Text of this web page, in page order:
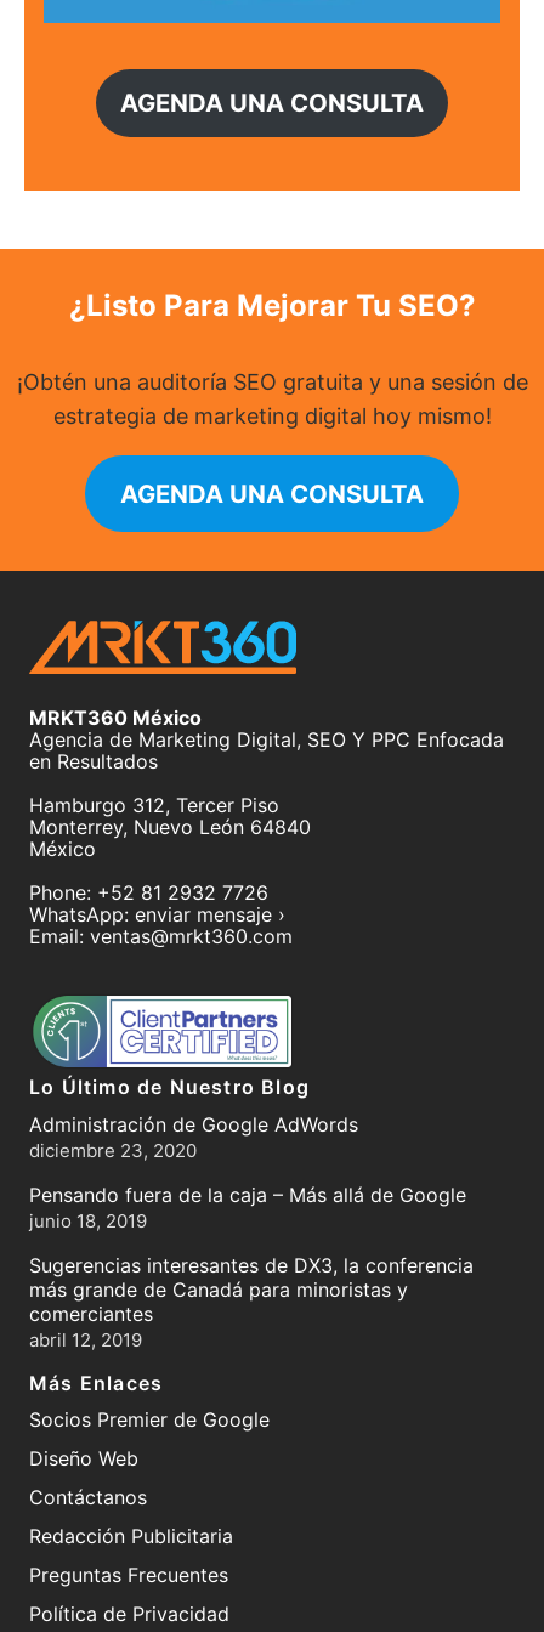
AGENDA UNA CONSULTA
¿Listo Para Mejorar Tu SEO?
¡Obtén una auditoría SEO gratuita y una sesión de
estrategia de marketing digital hoy mismo!
AGENDA UNA CONSULTA
MRKT360 México
Agencia de Marketing Digital, SEO Y PPC Enfocada
en Resultados
Hamburgo 312, Tercer Piso
Monterrey, Nuevo León 64840
México
Phone: +52 81 2932 7726
WhatsApp: enviar mensaje ›
Email: ventas@mrkt360.com
Lo Último de Nuestro Blog
Administración de Google AdWords
diciembre 23, 2020
Pensando fuera de la caja – Más allá de Google
junio 18, 2019
Sugerencias interesantes de DX3, la conferencia
más grande de Canadá para minoristas y
comerciantes
abril 12, 2019
Más Enlaces
Socios Premier de Google
Diseño Web
Contáctanos
Redacción Publicitaria
Preguntas Frecuentes
Política de Privacidad